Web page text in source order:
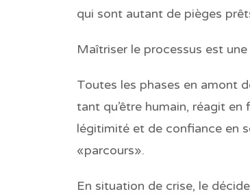
qui sont autant de pièges
Maîtriser le processus est
Toutes les phases en amont
tant qu’être humain, réagit
légitimité et de confiance en
«parcours».
En situation de crise, le